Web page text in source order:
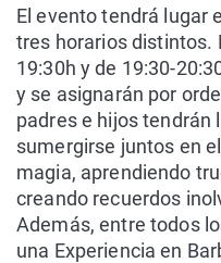
El evento tendrá lugar
tres horarios distintos.
19:30h y de 19:30-
y se asignarán por
padres e hijos tendrán
sumergirse juntos en
magia, aprendiendo
creando recuerdos
Además, entre todos
una Experiencia en